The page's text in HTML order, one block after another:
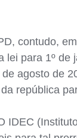
contudo,
lei para 1º de
agosto de
república
IDEC